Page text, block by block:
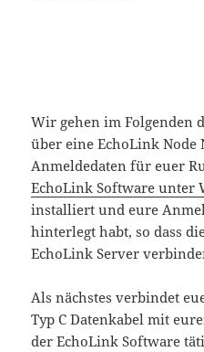
Wir gehen im Folgenden
über eine EchoLink Node
Anmeldedaten für euer
EchoLink Software unter
installiert und eure
hinterlegt habt, so dass
EchoLink Server
Als nächstes verbindet
Typ C Datenkabel mit
der EchoLink Software